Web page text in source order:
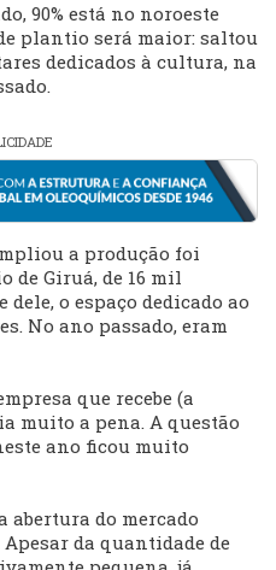
90% está no noroeste
plantio será maior: saltou
dedicados à cultura, na
a produção foi
de Giruá, de 16 mil
o espaço dedicado ao
No ano passado, eram
que recebe (a
muito a pena. A questão
ano ficou muito
abertura do mercado
da quantidade de